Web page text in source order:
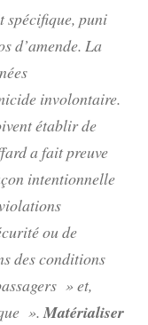
spécifique, puni
d’amende. La
involontaire.
établir de
a fait preuve
intentionnelle
ou de
des conditions
» et,
».Matérialiser